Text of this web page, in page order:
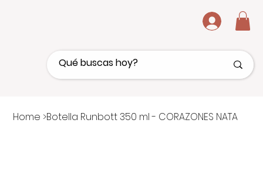
.
Home >Botella Runbott 350 ml - CORAZONES NATA